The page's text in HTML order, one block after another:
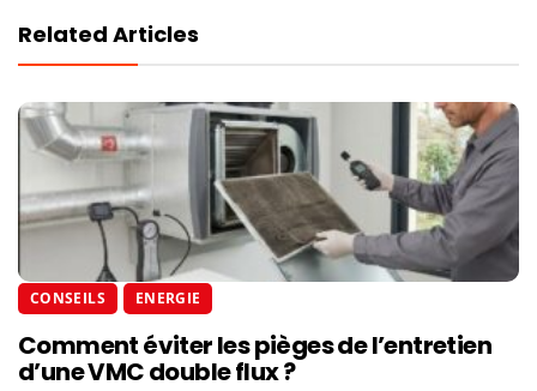
Related Articles
CONSEILS ENERGIE
Comment éviter les pièges de l’entretien
d’une VMC double flux ?